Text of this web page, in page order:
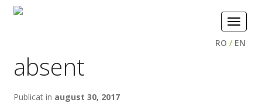
Toggle
RO / EN
absent
Publicat in august 30, 2017